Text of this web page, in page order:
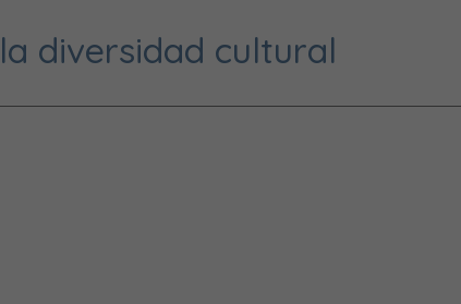
diversidad cultural